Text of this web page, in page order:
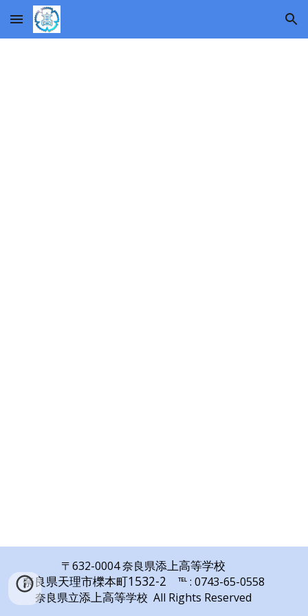
Skip to main content Skip to navigation
〒632-0004奈良県添上高等学校
奈良県天理市櫟本町1532-2 ℡ : 0743-65-0558
奈良県立添上高等学校 All Rights Reserved